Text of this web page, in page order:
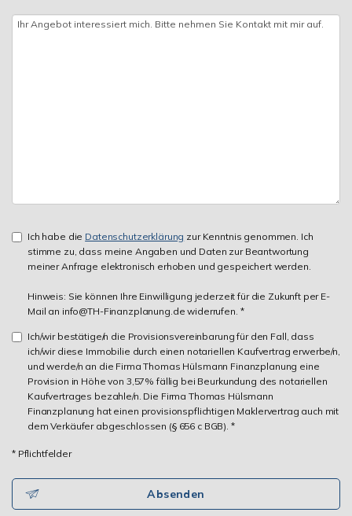
Ich habe die Datenschutzerklärung zur Kenntnis genommen. Ich
stimme zu, dass meine Angaben und Daten zur Beantwortung
meiner Anfrage elektronisch erhoben und gespeichert werden.
Hinweis: Sie können Ihre Einwilligung jederzeit für die Zukunft per E-
Mail an info@TH-Finanzplanung.de widerrufen. *
Ich/wir bestätige/n die Provisionsvereinbarung für den Fall, dass
ich/wir diese Immobilie durch einen notariellen Kaufvertrag erwerbe/n,
und werde/n an die Firma Thomas Hülsmann Finanzplanung eine
Provision in Höhe von 3,57% fällig bei Beurkundung des notariellen
Kaufvertrages bezahle/n. Die Firma Thomas Hülsmann
Finanzplanung hat einen provisionspflichtigen Maklervertrag auch mit
dem Verkäufer abgeschlossen (§ 656 c BGB). *
* Pflichtfelder
Absenden